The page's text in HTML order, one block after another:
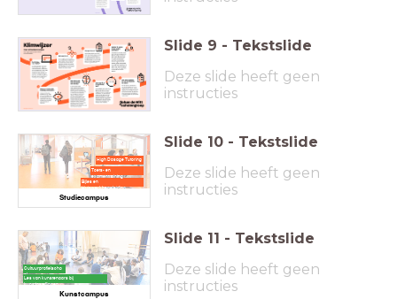
Slide 9 - Tekstslide
Deze slide heeft geen
instructies
Studiecampus
High Dosage Tutoring
Bijles en
Huiswerkbegeleiding
Toets- en
examentraining
Slide 10 - Tekstslide
Deze slide heeft geen
instructies
Kunstcampus
Cultuurprofielscho
ol
Les van kunstenaars bij
kunstinstellingen
Slide 11 - Tekstslide
Deze slide heeft geen
instructies